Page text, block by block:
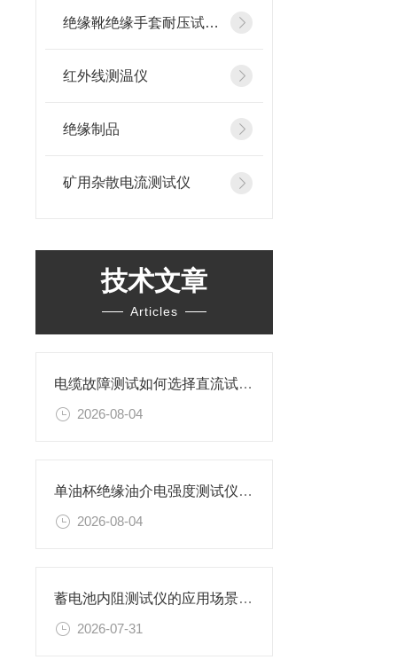
绝缘靴绝缘手套耐压试验装置
红外线测温仪
绝缘制品
矿用杂散电流测试仪
技术文章
Articles
电缆故障测试如何选择直流试验还是交流试验？
2026-08-04
单油杯绝缘油介电强度测试仪特性及操作步骤
2026-08-04
蓄电池内阻测试仪的应用场景有哪些
2026-07-31